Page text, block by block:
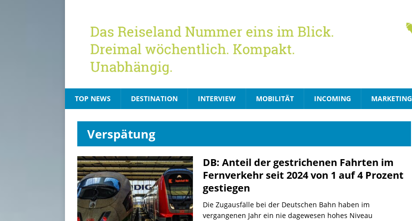
TOP NEWS DESTINATION INTERVIEW MOBILITÄT INCOMING MARKETING
Verspätung
DB: Anteil der gestrichenen Fahrten im
Fernverkehr seit 2024 von 1 auf 4 Prozent
gestiegen
Die Zugausfälle bei der Deutschen Bahn haben im
vergangenen Jahr ein nie dagewesen hohes Niveau